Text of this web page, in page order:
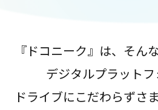
『ドコニーク』は、そん
デジタルプラットフ
ドライブにこだわらずさ